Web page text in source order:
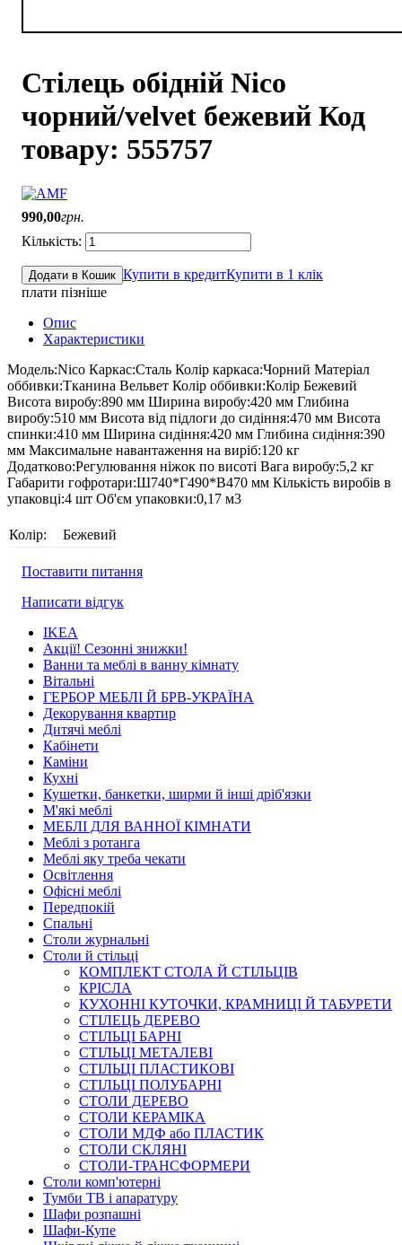
Стілець обідній Nico
чорний/velvet бежевий Код
товару: 555757
990,00грн.
Додати в Кошик Купити в кредитКупити в 1 клік
плати пізніше
Опис
Характеристики
Модель:Nico Каркас:Сталь Колір каркаса:Чорний Матеріал
оббивки:Тканина Вельвет Колір оббивки:Колір Бежевий
Висота виробу:890 мм Ширина виробу:420 мм Глибина
виробу:510 мм Висота від підлоги до сидіння:470 мм Висота
спинки:410 мм Ширина сидіння:420 мм Глибина сидіння:390
мм Максимальне навантаження на виріб:120 кг
Додатково:Регулювання ніжок по висоті Вага виробу:5,2 кг
Габарити гофротари:Ш740*Г490*В470 мм Кількість виробів в
упаковці:4 шт Об'єм упаковки:0,17 м3
Колір: Бежевий
Поставити питання
Написати відгук
IKEA
Акції! Сезонні знижки!
Ванни та меблі в ванну кімнату
Вітальні
ГЕРБОР МЕБЛІ Й БРВ-УКРАЇНА
Декорування квартир
Дитячі меблі
Кабінети
Каміни
Кухні
Кушетки, банкетки, ширми й інші дріб'язки
М'які меблі
МЕБЛІ ДЛЯ ВАННОЇ КІМНАТИ
Меблі з ротанга
Меблі яку треба чекати
Освітлення
Офісні меблі
Передпокій
Спальні
Столи журнальні
Столи й стільці
КОМПЛЕКТ СТОЛА Й СТІЛЬЦІВ
КРІСЛА
КУХОННІ КУТОЧКИ, КРАМНИЦІ Й ТАБУРЕТИ
СТІЛЕЦЬ ДЕРЕВО
СТІЛЬЦІ БАРНІ
СТІЛЬЦІ МЕТАЛЕВІ
СТІЛЬЦІ ПЛАСТИКОВІ
СТІЛЬЦІ ПОЛУБАРНІ
СТОЛИ ДЕРЕВО
СТОЛИ КЕРАМІКА
СТОЛИ МДФ або ПЛАСТИК
СТОЛИ СКЛЯНІ
СТОЛИ-ТРАНСФОРМЕРИ
Столи комп'ютерні
Тумби ТВ і апаратуру
Шафи розпашні
Шафи-Купе